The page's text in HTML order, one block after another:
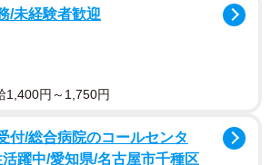
/未経験者歓迎
1,400円～1,750円
付/総合病院のコールセンタ
躍中/愛知県/名古屋市千種区